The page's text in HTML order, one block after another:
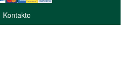
Kontakto